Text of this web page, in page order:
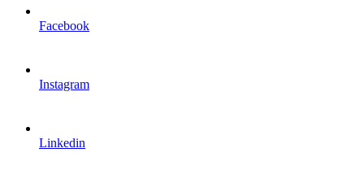
Facebook
Instagram
Linkedin